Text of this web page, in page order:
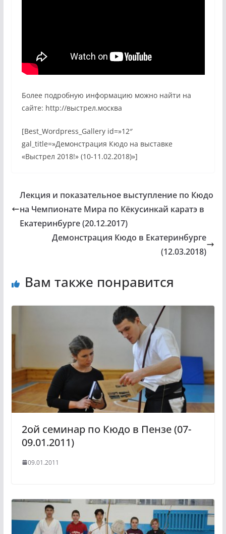
Более подробную информацию можно найти на
сайте: http://выстрел.москва
[Best_Wordpress_Gallery id=»12″
gal_title=»Демонстрация Кюдо на выставке
«Выстрел 2018!» (10-11.02.2018)»]
Лекция и показательное выступление по Кюдо
на Чемпионате Мира по Кёкусинкай каратэ в
Екатеринбурге (20.12.2017)
Демонстрация Кюдо в Екатеринбурге
(12.03.2018)
Вам также понравится
2ой семинар по Кюдо в Пензе (07-
09.01.2011)
09.01.2011